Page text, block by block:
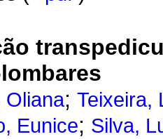
Oliana; Teixeira,
Eunice; Silva,